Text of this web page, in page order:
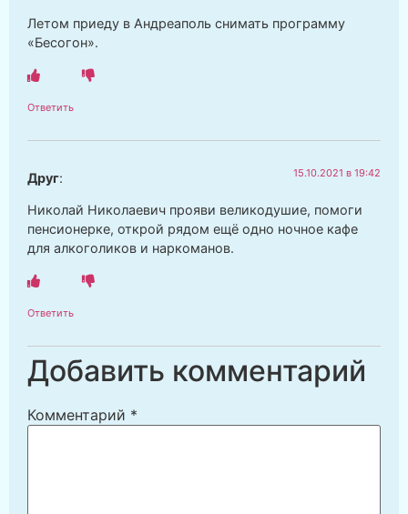
Летом приеду в Андреаполь снимать программу
«Бесогон».
Ответить
Друг: 15.10.2021 в 19:42
Николай Николаевич прояви великодушие, помоги
пенсионерке, открой рядом ещё одно ночное кафе
для алкоголиков и наркоманов.
Ответить
Добавить комментарий
Комментарий *